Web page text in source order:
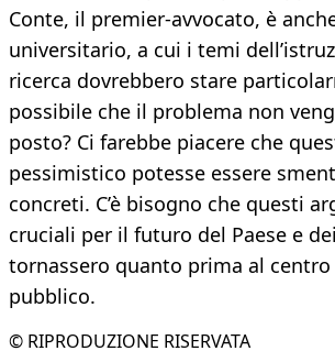
Conte, il premier-avvocato, è
universitario, a cui i temi
ricerca dovrebbero stare
possibile che il problema non
posto? Ci farebbe piacere che
pessimistico potesse essere
concreti. C’è bisogno che questi
cruciali per il futuro del Paese e
tornassero quanto prima al
pubblico.
© RIPRODUZIONE RISERVATA